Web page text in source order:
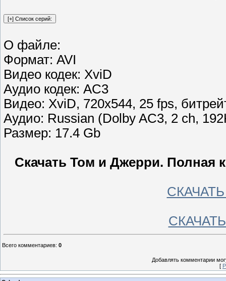
О файле:
Формат: AVI
Видео кодек: XviD
Аудио кодек: AC3
Видео: XviD, 720x544, 25 fps,
Аудио: Russian (Dolby AC3, 2 ch,
Размер: 17.4 Gb
Скачать Том и Джерри. Полная
СКАЧАТЬ
СКАЧАТЬ
Всего комментариев: 0
Добавлять комментарии
[